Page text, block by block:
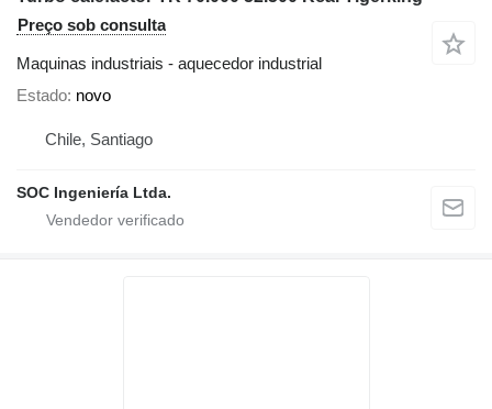
Preço sob consulta
Maquinas industriais - aquecedor industrial
Estado novo
Chile, Santiago
SOC Ingeniería Ltda.